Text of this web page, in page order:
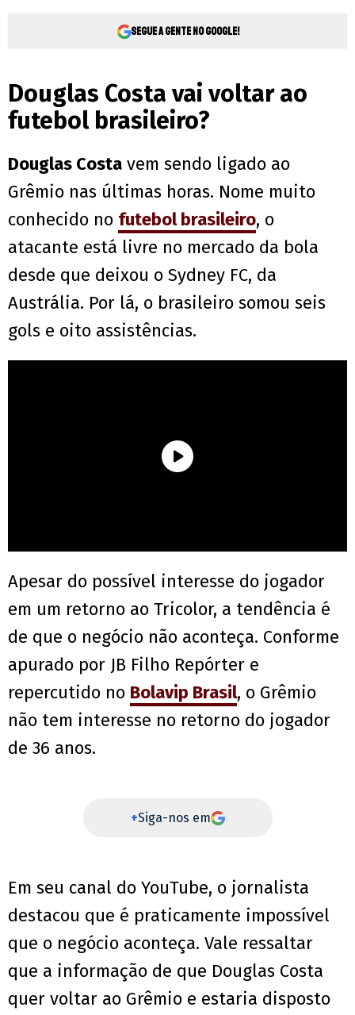
Segue a gente no Google!
Douglas Costa vai voltar ao
futebol brasileiro?
Douglas Costa vem sendo ligado ao
Grêmio nas últimas horas. Nome muito
conhecido no futebol brasileiro, o
atacante está livre no mercado da bola
desde que deixou o Sydney FC, da
Austrália. Por lá, o brasileiro somou seis
gols e oito assistências.
Apesar do possível interesse do jogador
em um retorno ao Tricolor, a tendência é
de que o negócio não aconteça. Conforme
apurado por JB Filho Repórter e
repercutido no Bolavip Brasil, o Grêmio
não tem interesse no retorno do jogador
de 36 anos.
+Siga-nos em
Em seu canal do YouTube, o jornalista
destacou que é praticamente impossível
que o negócio aconteça. Vale ressaltar
que a informação de que Douglas Costa
quer voltar ao Grêmio e estaria disposto